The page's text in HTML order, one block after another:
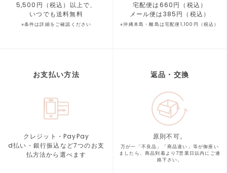
5,500円（税込）以上で、
いつでも送料無料
※条件は詳細をご確認ください
宅配便は660円（税込）
メール便は385円（税込）
※沖縄本島・離島は宅配便1,100円（税込）
お支払い方法
クレジット・PayPay
d払い・銀行振込など7つのお支
払方法から選べます
返品・交換
原則不可。
万が一「不良品」「商品違い」等が御座い
ましたら、商品到着より7営業日以内にご連
絡下さい。